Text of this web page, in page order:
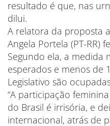
resultado é que, nas
dilui.
A relatora da proposta
Angela Portela (PT-RR)
Segundo ela, a medida
esperados e menos de
Legislativo são
“A participação
do Brasil é irrisória, e
internacional, atrás de